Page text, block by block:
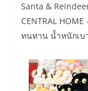
Santa &
CENTRAL
ทนทาน น้ำหนักเบ